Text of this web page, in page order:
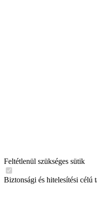
Feltétlenül szükséges sütik
Biztonsági és hitelesítési célú